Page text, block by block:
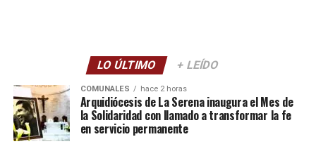
LO ÚLTIMO + LEÍDO
COMUNALES hace 2 horas
Arquidiócesis de La Serena inaugura el Mes de
la Solidaridad con llamado a transformar la fe
en servicio permanente